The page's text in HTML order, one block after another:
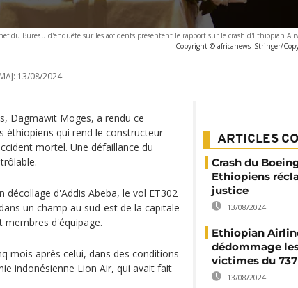
du Bureau d'enquête sur les accidents présentent le rapport sur le crash d'Ethiopian
Copyright © africanews Stringer/
13/08/2024
Dagmawit Moges, a rendu ce
éthiopiens qui rend le constructeur
mortel. Une défaillance du
décollage d'Addis Abeba, le vol ET302
un champ au sud-est de la capitale
membres d'équipage.
mois après celui, dans des conditions
indonésienne Lion Air, qui avait fait
ARTICLES
Crash du
Ethiopiens
justice
13/08/2024
Ethiopian
dédommage
victimes du 737
13/08/2024